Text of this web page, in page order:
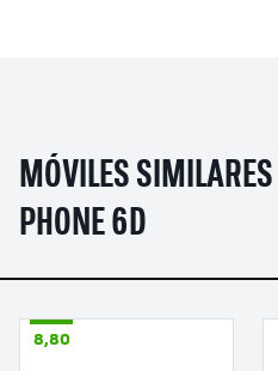
MÓVILES SIMILARES
PHONE 6D
8,80